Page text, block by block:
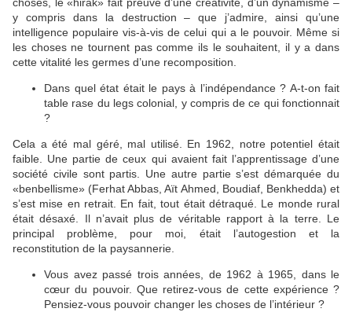
y compris dans la destruction – que j’admire, ainsi qu’une
intelligence populaire vis-à-vis de celui qui a le pouvoir. Même si
les choses ne tournent pas comme ils le souhaitent, il y a dans
cette vitalité les germes d’une recomposition.
Dans quel état était le pays à l’indépendance ? A-t-on fait
table rase du legs colonial, y compris de ce qui fonctionnait
?
Cela a été mal géré, mal utilisé. En 1962, notre potentiel était
faible. Une partie de ceux qui avaient fait l’apprentissage d’une
société civile sont partis. Une autre partie s’est démarquée du
«benbellisme» (Ferhat Abbas, Aït Ahmed, Boudiaf, Benkhedda) et
s’est mise en retrait. En fait, tout était détraqué. Le monde rural
était désaxé. Il n’avait plus de véritable rapport à la terre. Le
principal problème, pour moi, était l’autogestion et la
reconstitution de la paysannerie.
Vous avez passé trois années, de 1962 à 1965, dans le
cœur du pouvoir. Que retirez-vous de cette expérience ?
Pensiez-vous pouvoir changer les choses de l’intérieur ?